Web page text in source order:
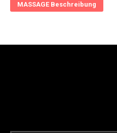
MASSAGE Beschreibung